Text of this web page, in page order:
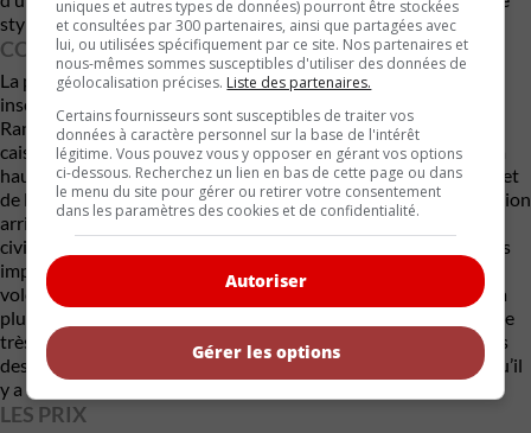
style du F-150.
CONDUITE
La première chose qui frappe au volant est la meilleure
insonorisation générale et le confort de conduite. Même si le
Ranger conserve le même châssis avec un cadre entièrement
caissonné, la plate-forme T6.2 a été amélioré avec plus d’acier à
haute résistance, une augmentation de deux pouces de la voie et
de l’empattement, et des ensembles d’amortisseurs de suspension
arrière repositionnés. Au final, vous avez une conduite plus
civilisée. La conduite est souple avec un rayon de braquage plus
important que prévu. Le freinage demande un peu de bonne
volonté. Au Canada, tous les modèles sont 4 roues motrices. La
plupart des gens trouveront les 270 chevaux du moteur de base
très suffisants. Mais, Ford ajoute que selon un so ndage auprès
des clients, 76 % voulaient plus de puissance. C’est pour cela qu’il
y a un 2,7 litres pour ces clients.
LES PRIX
uniques et autres types de données) pourront être stockées
et consultées par 300 partenaires, ainsi que partagées avec
lui, ou utilisées spécifiquement par ce site. Nos partenaires et
nous-mêmes sommes susceptibles d'utiliser des données de
géolocalisation précises. Liste des partenaires.
Certains fournisseurs sont susceptibles de traiter vos
données à caractère personnel sur la base de l'intérêt
légitime. Vous pouvez vous y opposer en gérant vos options
ci-dessous. Recherchez un lien en bas de cette page ou dans
le menu du site pour gérer ou retirer votre consentement
dans les paramètres des cookies et de confidentialité.
Autoriser
Gérer les options